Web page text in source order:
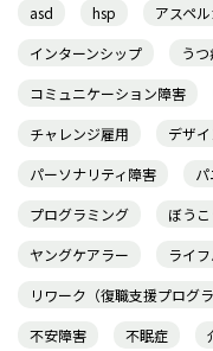
asd hsp アスペ
インターンシップ
う
コミュニケーション障害
チャレンジ雇用
デザ
パーソナリティ障害
プログラミング
ぼう
ヤングケアラー
ライ
リワーク（復職支援プログラ
不安障害
不眠症